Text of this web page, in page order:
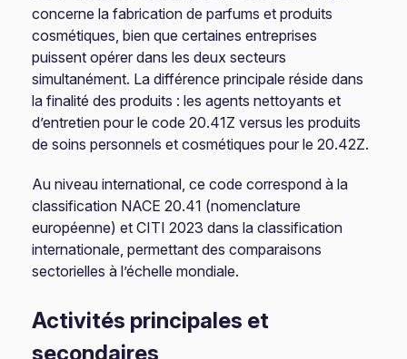
concerne la fabrication de parfums et produits
cosmétiques, bien que certaines entreprises
puissent opérer dans les deux secteurs
simultanément. La différence principale réside dans
la finalité des produits : les agents nettoyants et
d’entretien pour le code 20.41Z versus les produits
de soins personnels et cosmétiques pour le 20.42Z.
Au niveau international, ce code correspond à la
classification NACE 20.41 (nomenclature
européenne) et CITI 2023 dans la classification
internationale, permettant des comparaisons
sectorielles à l’échelle mondiale.
Activités principales et
secondaires